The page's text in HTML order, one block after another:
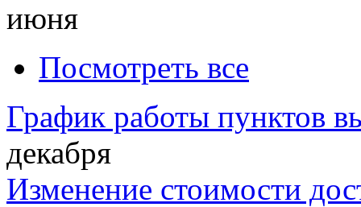
июня
Посмотреть все
График работы пунктов
декабря
Изменение стоимости